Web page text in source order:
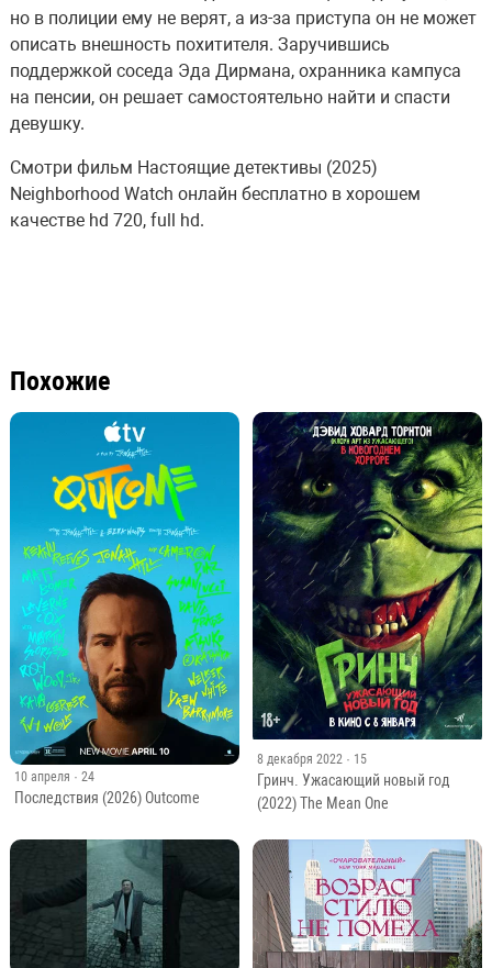
но в полиции ему не верят, а из-за приступа он не может
описать внешность похитителя. Заручившись
поддержкой соседа Эда Дирмана, охранника кампуса
на пенсии, он решает самостоятельно найти и спасти
девушку.
Смотри фильм Настоящие детективы (2025)
Neighborhood Watch онлайн бесплатно в хорошем
качестве hd 720, full hd.
Похожие
10 апреля · 24
Последствия (2026) Outcome
8 декабря 2022 · 15
Гринч. Ужасающий новый год
(2022) The Mean One